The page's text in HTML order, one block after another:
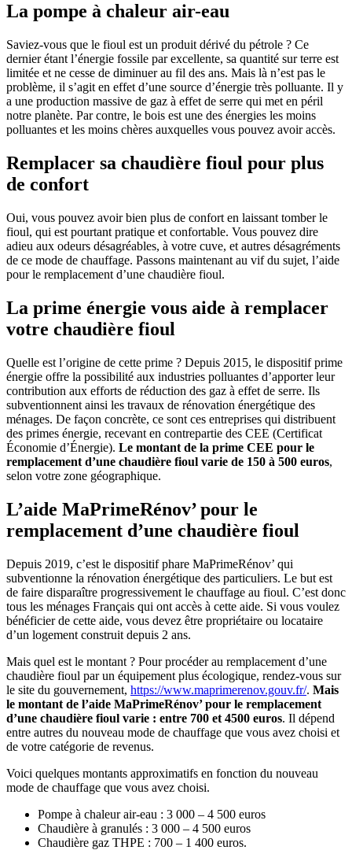
La pompe à chaleur air-eau
Saviez-vous que le fioul est un produit dérivé du pétrole ? Ce
dernier étant l’énergie fossile par excellente, sa quantité sur terre est
limitée et ne cesse de diminuer au fil des ans. Mais là n’est pas le
problème, il s’agit en effet d’une source d’énergie très polluante. Il y
a une production massive de gaz à effet de serre qui met en péril
notre planète. Par contre, le bois est une des énergies les moins
polluantes et les moins chères auxquelles vous pouvez avoir accès.
Remplacer sa chaudière fioul pour plus
de confort
Oui, vous pouvez avoir bien plus de confort en laissant tomber le
fioul, qui est pourtant pratique et confortable. Vous pouvez dire
adieu aux odeurs désagréables, à votre cuve, et autres désagréments
de ce mode de chauffage. Passons maintenant au vif du sujet, l’aide
pour le remplacement d’une chaudière fioul.
La prime énergie vous aide à remplacer
votre chaudière fioul
Quelle est l’origine de cette prime ? Depuis 2015, le dispositif prime
énergie offre la possibilité aux industries polluantes d’apporter leur
contribution aux efforts de réduction des gaz à effet de serre. Ils
subventionnent ainsi les travaux de rénovation énergétique des
ménages. De façon concrète, ce sont ces entreprises qui distribuent
des primes énergie, recevant en contrepartie des CEE (Certificat
Économie d’Énergie). Le montant de la prime CEE pour le
remplacement d’une chaudière fioul varie de 150 à 500 euros,
selon votre zone géographique.
L’aide MaPrimeRénov’ pour le
remplacement d’une chaudière fioul
Depuis 2019, c’est le dispositif phare MaPrimeRénov’ qui
subventionne la rénovation énergétique des particuliers. Le but est
de faire disparaître progressivement le chauffage au fioul. C’est donc
tous les ménages Français qui ont accès à cette aide. Si vous voulez
bénéficier de cette aide, vous devez être propriétaire ou locataire
d’un logement construit depuis 2 ans.
Mais quel est le montant ? Pour procéder au remplacement d’une
chaudière fioul par un équipement plus écologique, rendez-vous sur
le site du gouvernement, https://www.maprimerenov.gouv.fr/. Mais
le montant de l’aide MaPrimeRénov’ pour le remplacement
d’une chaudière fioul varie : entre 700 et 4500 euros. Il dépend
entre autres du nouveau mode de chauffage que vous avez choisi et
de votre catégorie de revenus.
Voici quelques montants approximatifs en fonction du nouveau
mode de chauffage que vous avez choisi.
Pompe à chaleur air-eau : 3 000 – 4 500 euros
Chaudière à granulés : 3 000 – 4 500 euros
Chaudière gaz THPE : 700 – 1 400 euros.